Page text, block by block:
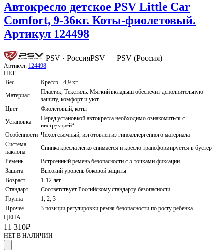
Автокресло детское PSV Little Car
Comfort, 9-36кг. Коты-фиолетовый.
Артикул 124498
PSV · РоссияPSV — PSV (Россия)
Артикул: 124498
НЕТ
Вес
Кресло - 4,9 кг
Материал
Пластик, Текстиль. Мягкий вкладыш обеспечит дополнительную
защиту, комфорт и уют
Цвет
Фиолетовый, коты
Установка
Перед установкой автокресла необходимо ознакомиться с
инструкцией*
Особенности Чехол съемный, изготовлен из гипоаллергенного материала
Система
наклона
Спинка кресла легко снимается и кресло трансформируется в бустер
Ремень
Встроенный ремень безопасности с 5 точками фиксации
Защита
Высокий уровень боковой защиты
Возраст
1-12 лет
Стандарт
Соответствует Российскому стандарту безопасности
Группа
1, 2, 3
Прочее
3 позиции регулировки ремня безопасности по росту ребенка
ЦЕНА
11 310₽
НЕТ В НАЛИЧИИ